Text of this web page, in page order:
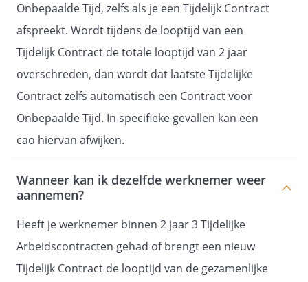
Onbepaalde Tijd, zelfs als je een Tijdelijk Contract
afspreekt. Wordt tijdens de looptijd van een
Tijdelijk Contract de totale looptijd van 2 jaar
overschreden, dan wordt dat laatste Tijdelijke
Contract zelfs automatisch een Contract voor
Onbepaalde Tijd. In specifieke gevallen kan een
cao hiervan afwijken.
Wanneer kan ik dezelfde werknemer weer
aannemen?
Heeft je werknemer binnen 2 jaar 3 Tijdelijke
Arbeidscontracten gehad of brengt een nieuw
Tijdelijk Contract de looptijd van de gezamenlijke